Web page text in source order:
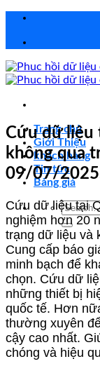
Chuyển
Trang chủ
Giới Thiệu
khách hàng
Tin tức
Bảng giá
Search
for:
Cứu dữ liệu
không qua
09/07/
Cứu dữ liệu tại
nghiệm hơn 20
trạng dữ liệu và
Cung cấp báo
minh bạch để
chọn. Cứu dữ
những thiết bị
quốc tế. Hơn
thường xuyên
cậy cao nhất.
chóng và hiệu